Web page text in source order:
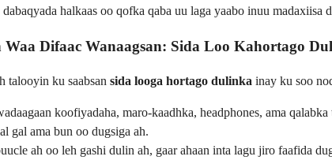
halkaas oo qofka qaba uu laga yaabo inuu madaxiisa
Waa Difaac Wanaagsan: Sida Loo Kahortago
talooyin ku saabsan sida looga hortago dulinka inay ku soo
koofiyadaha, maro-kaadhka, headphones, ama qalabka
gal ama bun oo dugsiga ah.
ah oo leh gashi dulin ah, gaar ahaan inta lagu jiro faafida